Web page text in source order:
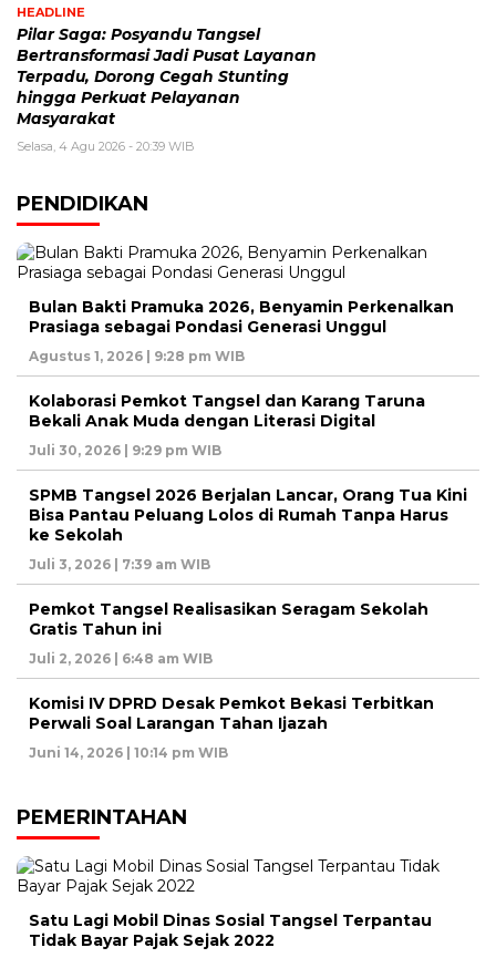
HEADLINE
Pilar Saga: Posyandu Tangsel
Bertransformasi Jadi Pusat Layanan
Terpadu, Dorong Cegah Stunting
hingga Perkuat Pelayanan
Masyarakat
Selasa, 4 Agu 2026 - 20:39 WIB
PENDIDIKAN
Bulan Bakti Pramuka 2026, Benyamin Perkenalkan
Prasiaga sebagai Pondasi Generasi Unggul
Agustus 1, 2026 | 9:28 pm WIB
Kolaborasi Pemkot Tangsel dan Karang Taruna
Bekali Anak Muda dengan Literasi Digital
Juli 30, 2026 | 9:29 pm WIB
SPMB Tangsel 2026 Berjalan Lancar, Orang Tua Kini
Bisa Pantau Peluang Lolos di Rumah Tanpa Harus
ke Sekolah
Juli 3, 2026 | 7:39 am WIB
Pemkot Tangsel Realisasikan Seragam Sekolah
Gratis Tahun ini
Juli 2, 2026 | 6:48 am WIB
Komisi IV DPRD Desak Pemkot Bekasi Terbitkan
Perwali Soal Larangan Tahan Ijazah
Juni 14, 2026 | 10:14 pm WIB
PEMERINTAHAN
Satu Lagi Mobil Dinas Sosial Tangsel Terpantau
Tidak Bayar Pajak Sejak 2022